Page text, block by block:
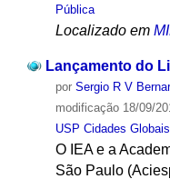
Pública
Localizado em
Lançamento do
por Sergio R V
modificação18/09/
USP Cidades Globais
O IEA e a
São Paulo